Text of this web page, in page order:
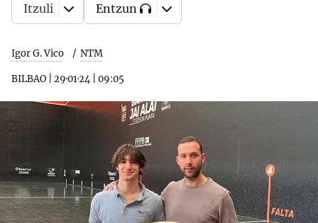
Igor G. Vico NTM
BILBAO 29·01·24 09:05
Itzuli Entzun